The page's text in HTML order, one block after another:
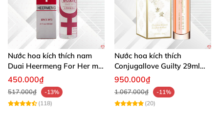
Nước hoa kích thích nam
Duai Heermeng For Her mùi
quyến rũ chai 29.5ml
450.000₫
517.000₫
-13%
(118)
Nước hoa kích thích
Conjugallove Guilty 29ml
Pheromone Tăng khoái cảm
950.000₫
1.067.000₫
-11%
(20)